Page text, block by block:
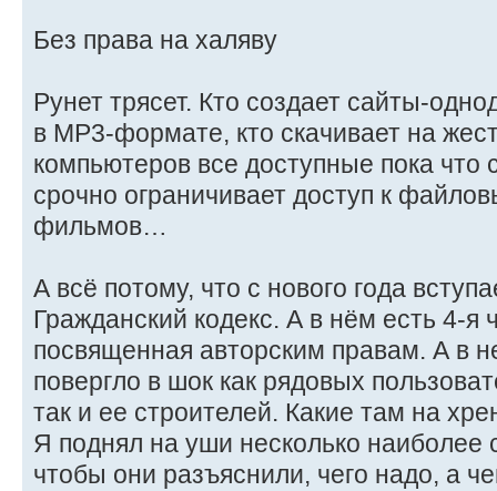
Без права на халяву
Рунет трясет. Кто создает сайты-
в MP3-формате, кто скачивает на
компьютеров все доступные пока что
срочно ограничивает доступ к
фильмов…
А всё потому, что с нового года
Гражданский кодекс. А в нём есть 4-я
посвященная авторским правам. А в
повергло в шок как рядовых
так и ее строителей. Какие там на
Я поднял на уши несколько наиболее
чтобы они разъяснили, чего надо, а